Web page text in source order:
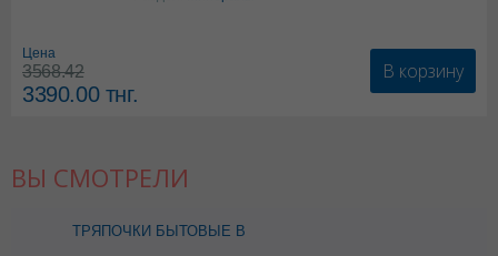
карбонат
Цена
3568.42
3390.00тнг.
В корзину
ВЫ СМОТРЕЛИ
ТРЯПОЧКИ БЫТОВЫЕ В